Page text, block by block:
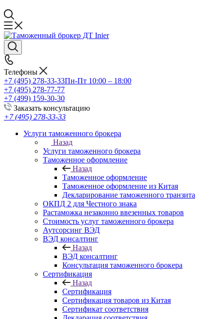
Телефоны
+7 (495) 278-33-33Пн-Пт 10:00 – 18:00
+7 (495) 278-77-77
+7 (499) 159-30-30
Заказать консультацию
+7 (495) 278-33-33
Услуги таможенного брокера
Назад
Услуги таможенного брокера
Таможенное оформление
Назад
Таможенное оформление
Таможенное оформление из Китая
Декларирование таможенного транзита
ОКПД 2 для Честного знака
Растаможка незаконно ввезенных товаров
Стоимость услуг таможенного брокера
Аутсорсинг ВЭД
ВЭД консалтинг
Назад
ВЭД консалтинг
Консультация таможенного брокера
Сертификация
Назад
Сертификация
Сертификация товаров из Китая
Сертификат соответствия